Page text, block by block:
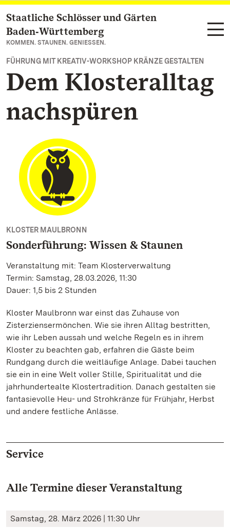
Zum Hauptinhalt springen
Staatliche Schlösser und Gärten
Baden‑Württemberg
KOMMEN. STAUNEN. GENIESSEN.
FÜHRUNG MIT KREATIV-WORKSHOP KRÄNZE GESTALTEN
Dem Klosteralltag
nachspüren
KLOSTER MAULBRONN
Sonderführung: Wissen & Staunen
Veranstaltung mit: Team Klosterverwaltung
Termin: Samstag, 28.03.2026, 11:30
Dauer: 1,5 bis 2 Stunden
Kloster Maulbronn war einst das Zuhause von
Zisterziensermönchen. Wie sie ihren Alltag bestritten,
wie ihr Leben aussah und welche Regeln es in ihrem
Kloster zu beachten gab, erfahren die Gäste beim
Rundgang durch die weitläufige Anlage. Dabei tauchen
sie ein in eine Welt voller Stille, Spiritualität und die
jahrhundertealte Klostertradition. Danach gestalten sie
fantasievolle Heu- und Strohkränze für Frühjahr, Herbst
und andere festliche Anlässe.
Service
Alle Termine dieser Veranstaltung
Samstag, 28. März 2026 | 11:30 Uhr